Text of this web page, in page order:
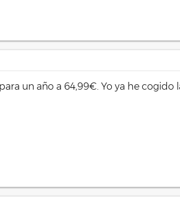
un año a 64,99€. Yo ya he